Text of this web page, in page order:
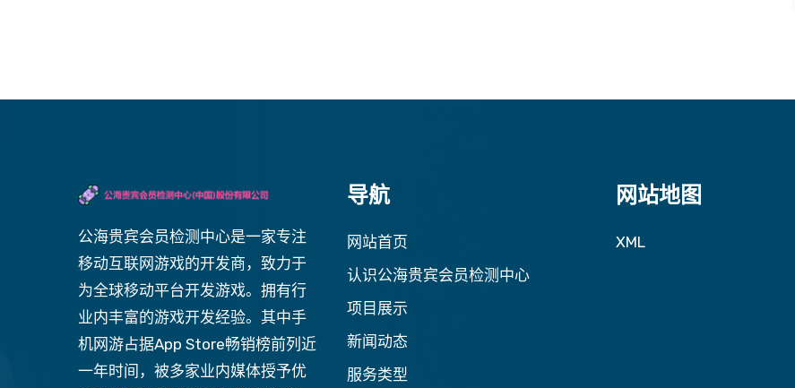
公海贵宾会员检测中心是一家专注
移动互联网游戏的开发商，致力于
为全球移动平台开发游戏。拥有行
业内丰富的游戏开发经验。其中手
机网游占据App Store畅销榜前列近
一年时间，被多家业内媒体授予优
导航
网站首页
认识公海贵宾会员检测中心
项目展示
新闻动态
服务类型
网站地图
XML